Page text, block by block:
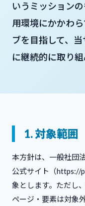
いうミッション
用環境にかかわ
ブを目指して、
に継続的に取り組
1. 対象範囲
本方針は、一般社団
公式サイト（https://
象とします。ただし
ページ・要素は対象